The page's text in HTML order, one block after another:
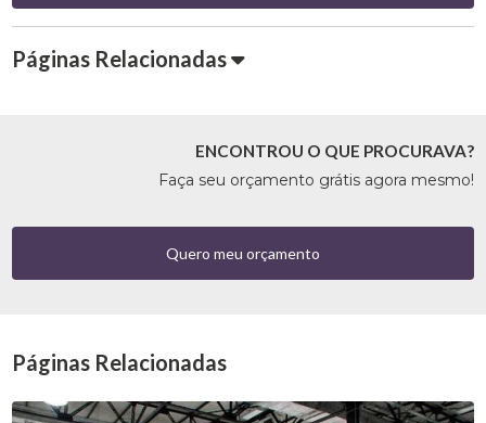
Páginas Relacionadas
ENCONTROU O QUE PROCURAVA?
Faça seu orçamento grátis agora mesmo!
Quero meu orçamento
Páginas Relacionadas